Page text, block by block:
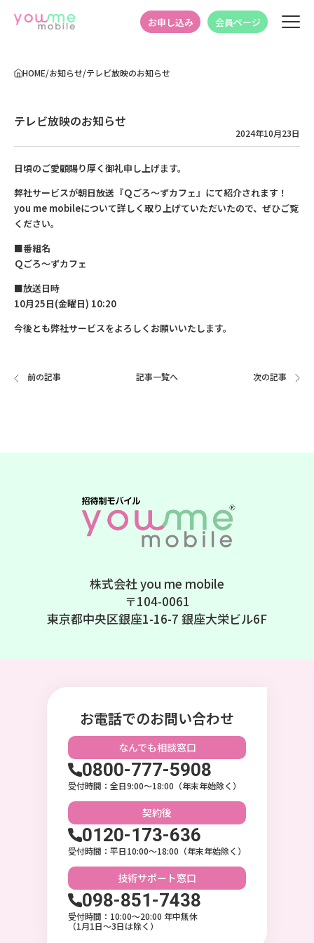
お申し込み 会員ページ
HOME/お知らせ/テレビ放映のお知らせ
テレビ放映のお知らせ
2024年10月23日
日頃のご愛顧賜り厚く御礼申し上げます。
弊社サービスが朝日放送『Ｑごろ〜ずカフェ』にて紹介されます！
you me mobileについて詳しく取り上げていただいたので、ぜひご覧
ください。
■番組名
Ｑごろ〜ずカフェ
■放送日時
10月25日(金曜日) 10:20
今後とも弊社サービスをよろしくお願いいたします。
前の記事 記事一覧へ 次の記事
株式会社 you me mobile
〒104-0061
東京都中央区銀座1-16-7 銀座大栄ビル6F
お電話でのお問い合わせ
なんでも相談窓口
0800-777-5908
受付時間：全日9:00〜18:00（年末年始除く）
契約後
0120-173-636
受付時間：平日10:00〜18:00（年末年始除く）
技術サポート窓口
098-851-7438
受付時間：10:00〜20:00 年中無休
（1月1日～3日は除く）